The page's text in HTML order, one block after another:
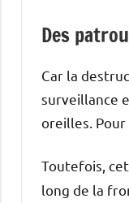
Des
Car la
surveillance
oreilles.
Toutefois,
long de la